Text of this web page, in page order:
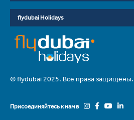
flydubai Holidays
© flydubai 2025. Все права защищены.
Присоединяйтесь к нам в